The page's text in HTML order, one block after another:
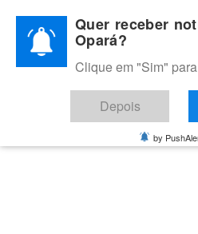
content
BLOG
Melhores notícias de Juazeiro,
Quer receber
Opará?
Clique em "Sim"
Depois
by